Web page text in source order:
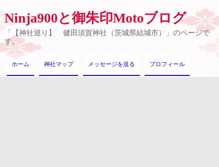
Ninja900と御朱印Motoブログ
「【神社巡り】 健田須賀神社（茨城県結城市）」のページで
す。
ホーム 神社マップ メッセージを送る プロフィール